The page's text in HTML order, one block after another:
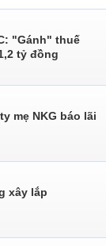
"Gánh" thuế
tỷ đồng
mẹ NKG báo lãi
xây lắp